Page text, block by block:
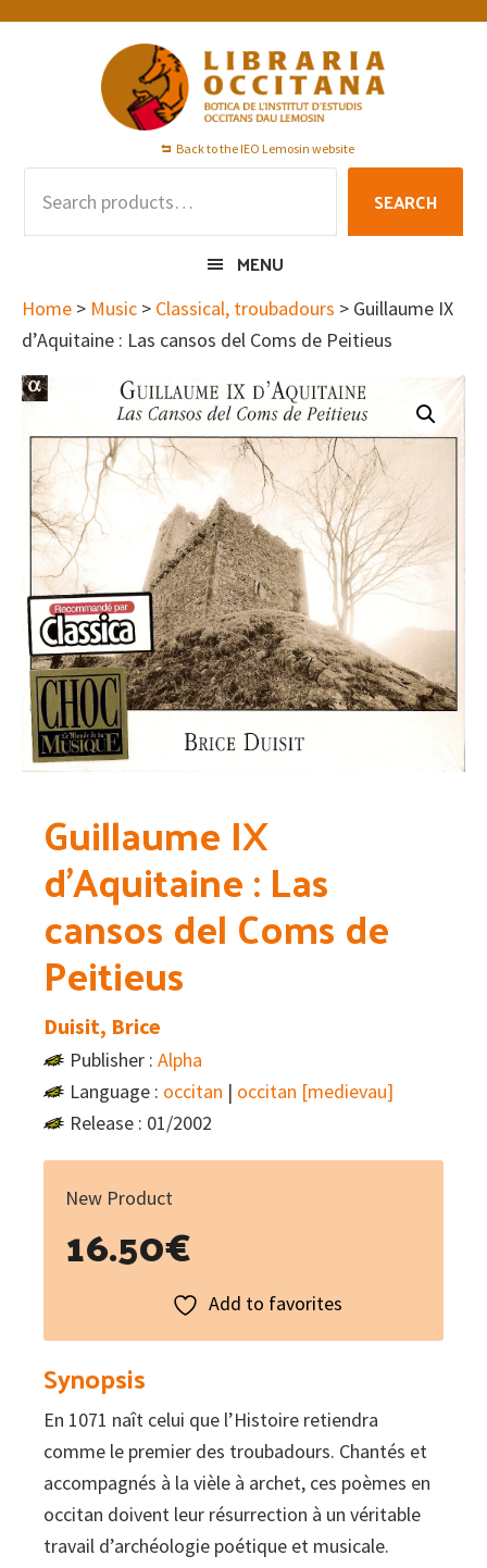
Skip
Skip
Skip
Back to the IEO Lemosin website
SEARCH
MENU
Home > Music > Classical, troubadours > Guillaume IX
d’Aquitaine : Las cansos del Coms de Peitieus
Guillaume IX
d’Aquitaine : Las
cansos del Coms de
Peitieus
Duisit, Brice
Publisher : Alpha
Language : occitan | occitan [medievau]
Release : 01/2002
New Product
16.50€
Add to favorites
Synopsis
En 1071 naît celui que l’Histoire retiendra
comme le premier des troubadours. Chantés et
accompagnés à la vièle à archet, ces poèmes en
occitan doivent leur résurrection à un véritable
travail d’archéologie poétique et musicale.